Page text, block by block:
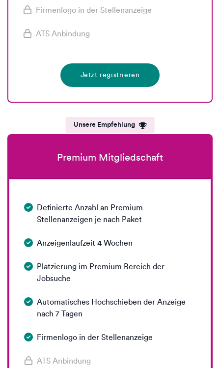
Firmenlogo in der Stellenanzeige
ATS Anbindung
Jetzt registrieren
Unsere Empfehlung
Premium Mitgliedschaft
Definierte Anzahl an Premium
Stellenanzeigen je nach Paket
Anzeigenlaufzeit 4 Wochen
Platzierung im Premium Bereich der
Jobsuche
Automatisches Hochschieben der Anzeige
nach 7 Tagen
Firmenlogo in der Stellenanzeige
ATS Anbindung